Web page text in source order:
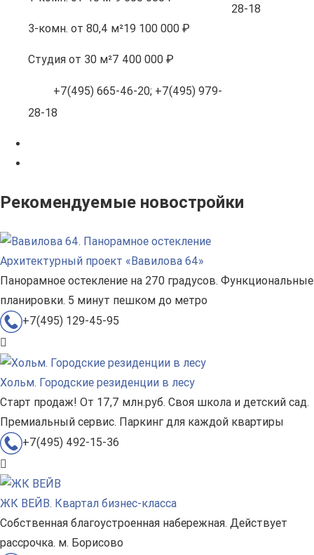
3-комн. от 80,4 м²19 100 000 ₽
Студия от 30 м²7 400 000 ₽
+7(495) 665-46-20; +7(495) 979-
28-18
28-18
Рекомендуемые новостройки
Архитектурный проект «Вавилова 64»
Панорамное остекление на 270 градусов. Функциональные
планировки. 5 минут пешком до метро
+7(495) 129-45-95
Хольм. Городские резиденции в лесу
Старт продаж! От 17,7 млн.руб. Своя школа и детский сад.
Премиальный сервис. Паркинг для каждой квартиры
+7(495) 492-15-36
ЖК ВЕЙВ. Квартал бизнес-класса
Собственная благоустроенная набережная. Действует
рассрочка. м. Борисово